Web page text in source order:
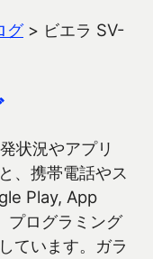
グ> ビエラ SV-
状況やアプリ
、携帯電話やス
Play, App
プログラミング
ています。ガラ